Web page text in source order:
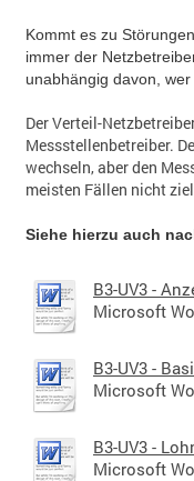
Kommt es zu
immer der
unabhängig davon, wer
Der Verteil-
Messstellenbetreiber.
wechseln, aber den
meisten Fällen nicht
Siehe hierzu auch
B3-UV3 -
Microsoft
B3-UV3 -
Microsoft
B3-UV3 -
Microsoft